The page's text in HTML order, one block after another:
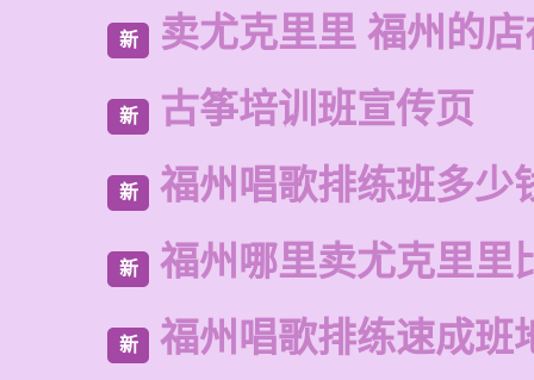
新 卖尤克里里 福州的
新 古筝培训班宣传页
新 福州唱歌排练班多少
新 福州哪里卖尤克里里
新 福州唱歌排练速成班